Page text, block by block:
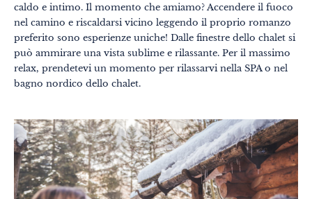
Temi Formati
#EstSideStory
Estate
In famiglia
Natura
Montagna
In città
caldo e intimo. Il momento che amiamo? Accendere il fuoco
nel camino e riscaldarsi vicino leggendo il proprio romanzo
preferito sono esperienze uniche! Dalle finestre dello chalet si
può ammirare una vista sublime e rilassante. Per il massimo
relax, prendetevi un momento per rilassarvi nella SPA o nel
bagno nordico dello chalet.